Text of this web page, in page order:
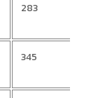
283
345